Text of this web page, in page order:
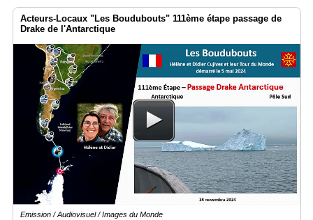
Acteurs-Locaux "Les Boudubouts" 111ème étape passage de
Drake de l'Antarctique
Emission / Audiovisuel / Images du Monde